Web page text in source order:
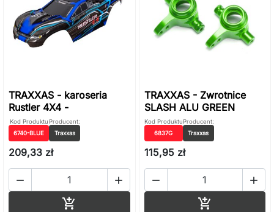
TRAXXAS - karoseria
Rustler 4X4 -
Kod Produktu
6740-BLUE
Producent:
Traxxas
209,33 zł
 

TRAXXAS - Zwrotnice
SLASH ALU GREEN
Kod Produktu
6837G
Producent:
Traxxas
115,95 zł
 
